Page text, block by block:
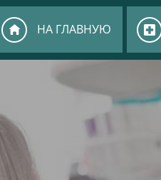
НА ГЛАВНУЮ